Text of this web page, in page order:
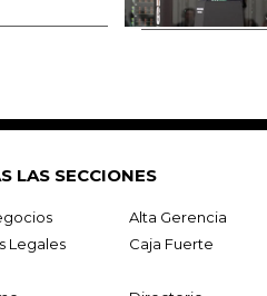
LAS SECCIONES
Alta Gerencia
Legales
Caja Fuerte